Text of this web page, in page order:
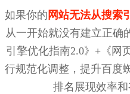
如果你的 网站无法从搜索
从一开始就没有建立正确
引擎优化指南2.0》+《网
行规范化调整，提升百度
排名展现效率和